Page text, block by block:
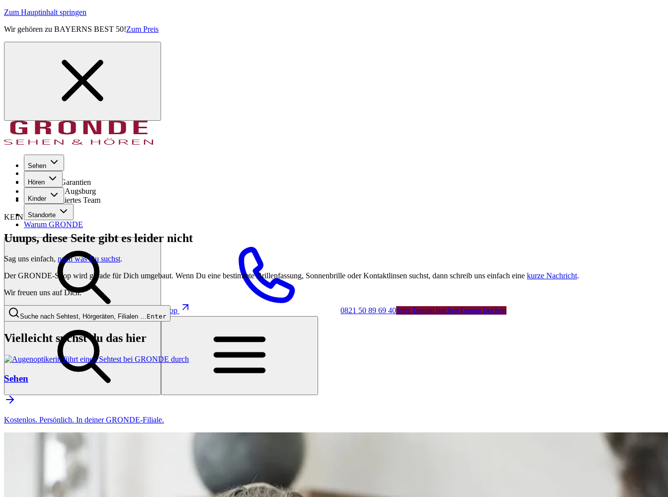
Zum Hauptinhalt springen
Wir gehören zu BAYERNS BEST 50!Zum Preis
Sehen
Hören
Kinder
Standorte
Warum GRONDE
Shop 0821 50 89 69 40Jetzt Termin buchenTermin buchen
Seit 1971
GRONDE Garantien
8× im Raum Augsburg
Hochqualifiziertes Team
KEINE SORGE!
Uuups, diese Seite gibt es leider nicht
Sag uns einfach, nach was Du suchst.
Der GRONDE-Shop wird gerade für Dich umgebaut. Wenn Du eine bestimmte Brillenfassung, Sonnenbrille oder Kontaktlinsen suchst, dann schreib uns einfach eine kurze Nachricht.
Wir freuen uns auf Dich.
Suche nach Sehtest, Hörgeräten, Filialen …Enter
Vielleicht suchst du das hier
Sehen
Kostenlos. Persönlich. In deiner GRONDE-Filiale.